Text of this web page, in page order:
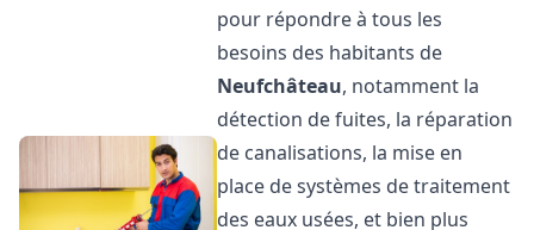
pour répondre à tous les
besoins des habitants de
Neufchâteau, notamment la
détection de fuites, la réparation
de canalisations, la mise en
place de systèmes de traitement
des eaux usées, et bien plus